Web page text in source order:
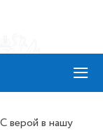
≡
С верой в нашу